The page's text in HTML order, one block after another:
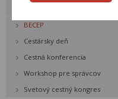
BECEP
Cestársky deň
Cestná konferencia
Workshop pre správcov
Svetový cestný kongres